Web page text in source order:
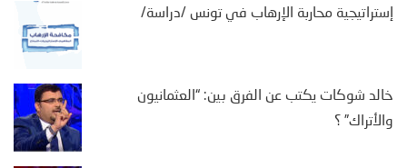
إستراتيجية محاربة الإرهاب في تونس /دراسة/
خالد شوكات يكتب عن الفرق بين: “العثمانيون
والأتراك” ؟